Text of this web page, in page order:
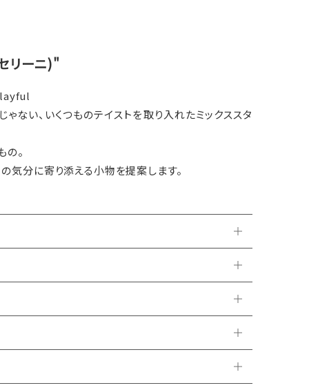
リーニ)"
ない、いくつものテイストを取り入れたミックススタ
の。
気分に寄り添える小物を提案します。